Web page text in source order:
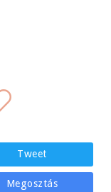
Tweet
Megosztás